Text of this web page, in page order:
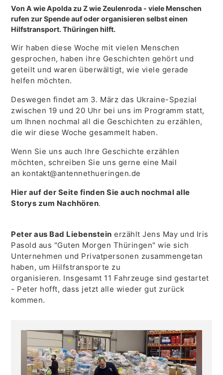
Von A wie Apolda zu Z wie Zeulenroda - viele Menschen
rufen zur Spende auf oder organisieren selbst einen
Hilfstransport. Thüringen hilft.
Wir haben diese Woche mit vielen Menschen
gesprochen, haben ihre Geschichten gehört und
geteilt und waren überwältigt, wie viele gerade
helfen möchten.
Deswegen findet am 3. März das Ukraine-Spezial
zwischen 19 und 20 Uhr bei uns im Programm statt,
um Ihnen nochmal all die Geschichten zu erzählen,
die wir diese Woche gesammelt haben.
Wenn Sie uns auch Ihre Geschichte erzählen
möchten, schreiben Sie uns gerne eine Mail
an kontakt@antennethueringen.de
Hier auf der Seite finden Sie auch nochmal alle
Storys zum Nachhören.
Peter aus Bad Liebenstein erzählt Jens May und Iris
Pasold aus "Guten Morgen Thüringen" wie sich
Unternehmen und Privatpersonen zusammengetan
haben, um Hilfstransporte zu
organisieren. Insgesamt 11 Fahrzeuge sind gestartet
- Peter hofft, dass jetzt alle wieder gut zurück
kommen.